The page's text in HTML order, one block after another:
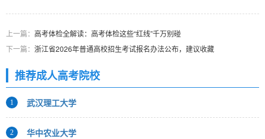
上一篇： 高考体检全解读：高考体检这些“红线”千万别碰
下一篇： 浙江省2026年普通高校招生考试报名办法公布，建议收藏
推荐成人高考院校
1 武汉理工大学
2 华中农业大学